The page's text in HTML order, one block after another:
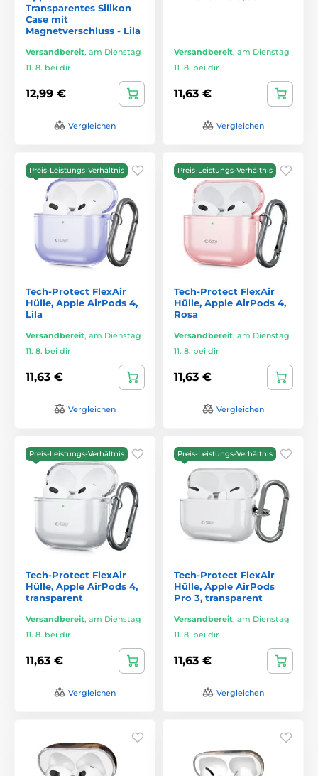
Transparentes Silikon
Case mit
Magnetverschluss - Lila
Versandbereit, am Dienstag
11. 8. bei dir
12,99 €
Vergleichen
Versandbereit, am Dienstag
11. 8. bei dir
11,63 €
Vergleichen
Preis-Leistungs-Verhältnis
Tech-Protect FlexAir
Hülle, Apple AirPods 4,
Lila
Versandbereit, am Dienstag
11. 8. bei dir
11,63 €
Vergleichen
Preis-Leistungs-Verhältnis
Tech-Protect FlexAir
Hülle, Apple AirPods 4,
Rosa
Versandbereit, am Dienstag
11. 8. bei dir
11,63 €
Vergleichen
Preis-Leistungs-Verhältnis
Tech-Protect FlexAir
Hülle, Apple AirPods 4,
transparent
Versandbereit, am Dienstag
11. 8. bei dir
11,63 €
Vergleichen
Preis-Leistungs-Verhältnis
Tech-Protect FlexAir
Hülle, Apple AirPods
Pro 3, transparent
Versandbereit, am Dienstag
11. 8. bei dir
11,63 €
Vergleichen